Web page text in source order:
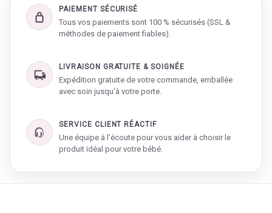
PAIEMENT SÉCURISÉ
Tous vos paiements sont 100 % sécurisés (SSL &
méthodes de paiement fiables).
LIVRAISON GRATUITE & SOIGNÉE
Expédition gratuite de votre commande, emballée
avec soin jusqu’à votre porte.
SERVICE CLIENT RÉACTIF
Une équipe à l’écoute pour vous aider à choisir le
produit idéal pour votre bébé.